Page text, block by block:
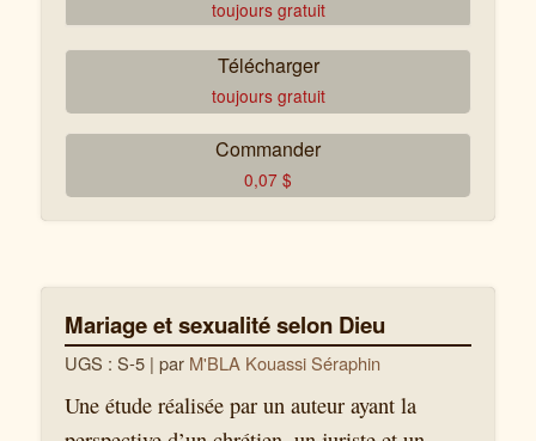
toujours gratuit
Le but de Chemin de Vérité
Le nom de Dieu n’est pas magique
« Celui qui croira et qui sera baptisé
saluent (Romains 16.16)
Télécharger
toujours gratuit
Commander
0,07 $
Mariage et sexualité selon Dieu
UGS : S-5 | par M'BLA Kouassi Séraphin
Une étude réalisée par un auteur ayant la